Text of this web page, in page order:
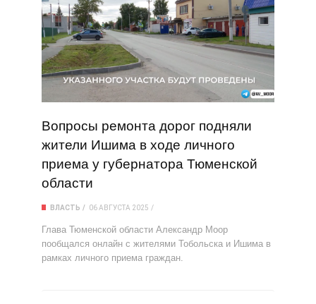
Вопросы ремонта дорог подняли
жители Ишима в ходе личного
приема у губернатора Тюменской
области
ВЛАСТЬ 06 АВГУСТА 2025
Глава Тюменской области Александр Моор
пообщался онлайн с жителями Тобольска и Ишима в
рамках личного приема граждан.